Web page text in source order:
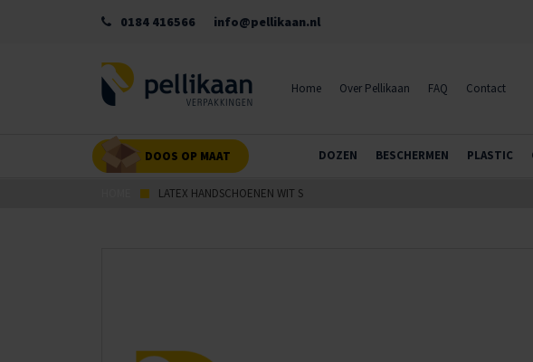
0184 416566 info@pellikaan.nl
Home Over Pellikaan FAQ Contact
DOZEN BESCHERMEN PLASTIC
DOOS OP MAAT
LATEX HANDSCHOENEN WIT S